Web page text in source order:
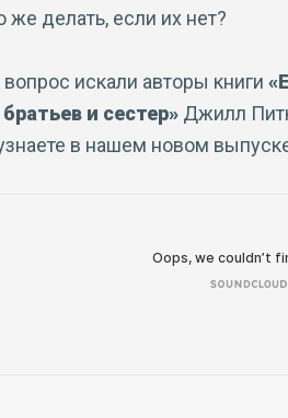
же делать, если их нет?
вопрос искали авторы книги
и сестер»Джилл
в нашем новом